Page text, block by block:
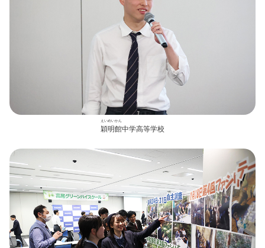
穎明館
えいめいかん
中学高等学校